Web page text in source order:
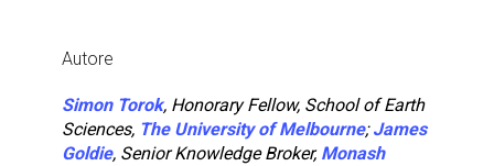
Autore
Simon Torok, Honorary Fellow, School of Earth
Sciences, The University of Melbourne;James
Goldie, Senior Knowledge Broker, Monash